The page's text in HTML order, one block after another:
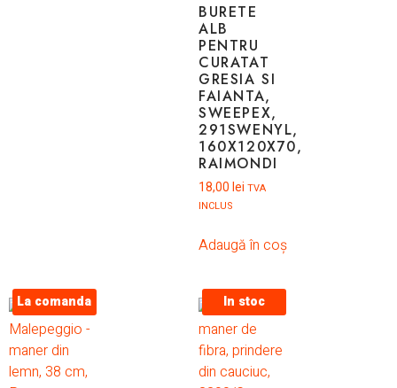
BURETE
ALB
PENTRU
CURATAT
GRESIA SI
FAIANTA,
SWEEPEX,
291SWENYL,
160X120X70,
RAIMONDI
18,00 lei TVA
INCLUS
Adaugă în coș
La comanda In stoc